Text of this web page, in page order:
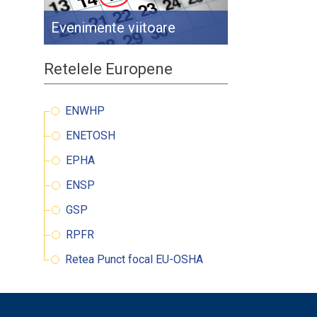
Evenimente viitoare
Retelele Europene
ENWHP
ENETOSH
EPHA
ENSP
GSP
RPFR
Retea Punct focal EU-OSHA